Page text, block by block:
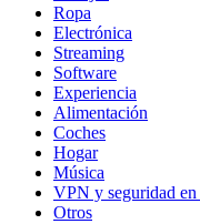
Ropa
Electrónica
Streaming
Software
Experiencia
Alimentación
Coches
Hogar
Música
VPN y seguridad en
Otros